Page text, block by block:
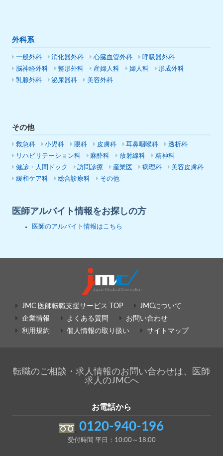
外科系
一般外科 消化器外科 心臓血管外科
呼吸器外科
脳神経外科
整形外科 産婦人科 婦人科
形成外科
乳腺外科
泌尿器科 美容外科
その他
救急科 小児科 眼科 皮膚科 耳鼻咽喉科
透析科
リハビリテーション科
麻酔科 放射線科
精神科
健診・人間ドック
訪問診療 産業医 病理科
美容皮膚科
緩和ケア科
総合診療科 その他
医師アルバイト情報をお探しの方
医師のアルバイト情報はこちら
JMC 医師転職支援サービス TOP
JMCについて
企業情報
よくある質問
お問い合わせ
利用規約
個人情報の取り扱い サイトマップ
転職のご相談・求人情報のお問い合わせは、医師
求人のJMCへ
お電話から
0120-940-196
受付時間 平日：10:00～18:00